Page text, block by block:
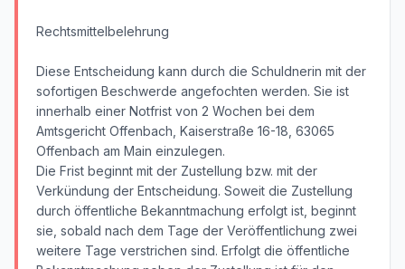
Rechtsmittelbelehrung
Diese Entscheidung kann durch die Schuldnerin mit der
sofortigen Beschwerde angefochten werden. Sie ist
innerhalb einer Notfrist von 2 Wochen bei dem
Amtsgericht Offenbach, Kaiserstraße 16-18, 63065
Offenbach am Main einzulegen.
Die Frist beginnt mit der Zustellung bzw. mit der
Verkündung der Entscheidung. Soweit die Zustellung
durch öffentliche Bekanntmachung erfolgt ist, beginnt
sie, sobald nach dem Tage der Veröffentlichung zwei
weitere Tage verstrichen sind. Erfolgt die öffentliche